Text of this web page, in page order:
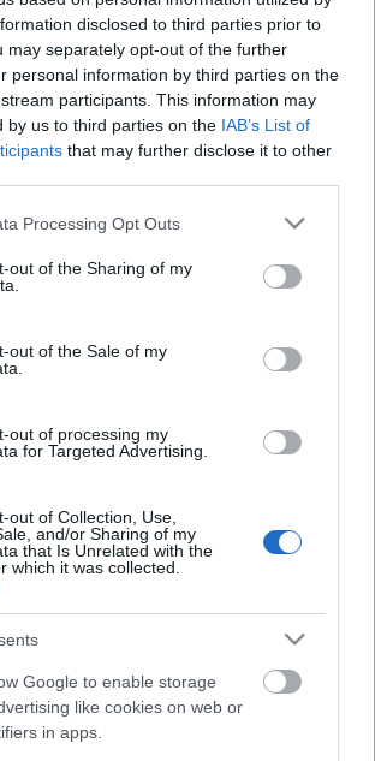
disclosed to third parties prior to
may separately opt-out of the further
personal information by third parties on the
participants. This information may
by us to third parties on the IAB’s List of
that may further disclose it to other
website/app uses one or more Google
visit or usage behaviour. You may click to
to Google and its third-party tags to
below specified purposes in below Google
Processing Opt Outs
out of the Sharing of my
out of the Sale of my
out of processing my
for Targeted Advertising.
out of Collection, Use,
and/or Sharing of my
that Is Unrelated with the
which it was collected.
Google to enable storage
like cookies on web or
in apps.
túl sokat van nyitva az ajtó,
szinte egyből az utcára menne.
főleg, hogy a végállomáson
egy Combinó nyitott ajtókkal, és a
is kb. 1-2perc van. Rendszeresen a
szállok fel a Combinóra és ott is
ez, mikor egy hűtőbe
Én a nagy, nyitható ablakok híve
értem, hogy miért nem rendelték
úgysem lehetett. Eddig kettő
találkoztam a körúton. Az
volt kivezetve a klíma. A klímáson
bár este 8 órakkor utaztam vele, egy
a levegő, jött is ki, szinte
megoldáson nem most kellet
a BKV-nak, miután rengetek
az ablakokat, amiket most
ablakot tettek be, csak egy picit
felül van, így duplán jön be a
jó megoldás. Aki viszont ismeri a
az tudja, hogy azokon